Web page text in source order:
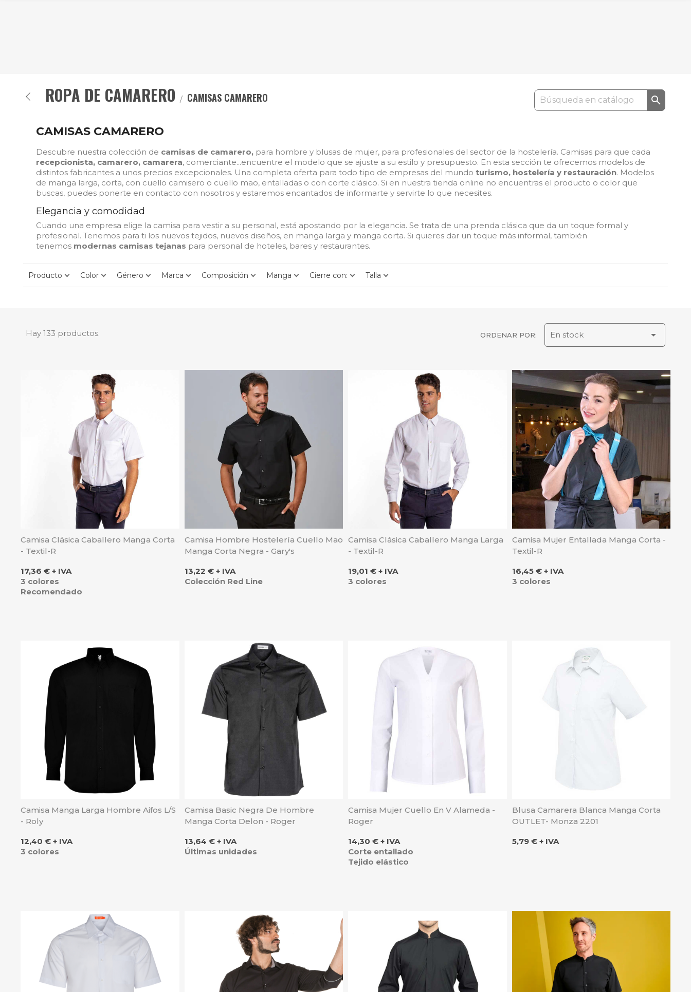
ROPA DE CAMARERO CAMISAS CAMARERO 
CAMISAS CAMARERO
Descubre nuestra colección de camisas de camarero, para hombre y blusas de mujer, para profesionales del sector de la hostelería. Camisas para que cada
recepcionista, camarero, camarera, comerciante...encuentre el modelo que se ajuste a su estilo y presupuesto. En esta sección te ofrecemos modelos de
distintos fabricantes a unos precios excepcionales. Una completa oferta para todo tipo de empresas del mundo turismo, hostelería y restauración. Modelos
de manga larga, corta, con cuello camisero o cuello mao, entalladas o con corte clásico. Si en nuestra tienda online no encuentras el producto o color que
buscas, puedes ponerte en contacto con nosotros y estaremos encantados de informarte y servirte lo que necesites.
Elegancia y comodidad
Cuando una empresa elige la camisa para vestir a su personal, está apostando por la elegancia. Se trata de una prenda clásica que da un toque formal y
profesional. Tenemos para ti los nuevos tejidos, nuevos diseños, en manga larga y manga corta. Si quieres dar un toque más informal, también
tenemos modernas camisas tejanas para personal de hoteles, bares y restaurantes.
Producto Color Género Marca Composición Manga Cierre con: Talla
Hay 133 productos. ORDENAR POR: En stock 
Camisa Clásica Caballero Manga Corta
- Textil-R
Precio
17,36 € + IVA
3 colores
Recomendado
Camisa Hombre Hostelería Cuello Mao
Manga Corta Negra - Gary's
Precio
13,22 € + IVA
Colección Red Line
Camisa Clásica Caballero Manga Larga
- Textil-R
Precio
19,01 € + IVA
3 colores
Camisa Mujer Entallada Manga Corta -
Textil-R
Precio
16,45 € + IVA
3 colores
Camisa Manga Larga Hombre Aifos L/S
- Roly
Precio
12,40 € + IVA
3 colores
Camisa Basic Negra De Hombre
Manga Corta Delon - Roger
Precio
13,64 € + IVA
Últimas unidades
Camisa Mujer Cuello En V Alameda -
Roger
Precio
14,30 € + IVA
Corte entallado
Tejido elástico
Blusa Camarera Blanca Manga Corta
OUTLET- Monza 2201
Precio
5,79 € + IVA